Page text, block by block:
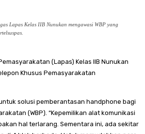
Lapas Kelas IIB Nunukan mengawasi WBP yang
(Lapas) Kelas IIB Nunukan
Khusus Pemasyarakatan
solusi pemberantasan handphone bagi
(WBP). “Kepemilikan alat komunikasi
hal terlarang. Sementara ini, ada sekitar